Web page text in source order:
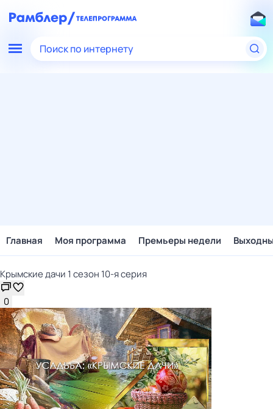
Поиск по интернету
Главная Моя программа Премьеры недели
Крымские дачи 1 сезон 10-я серия
0